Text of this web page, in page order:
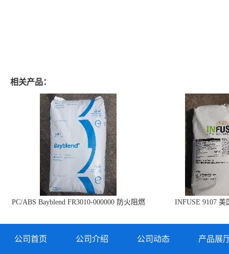
相关产品：
PC/ABS Bayblend FR3010-000000 防火阻燃
INFUSE 9107 美
公司首页 公司介绍 公司动态 产品展